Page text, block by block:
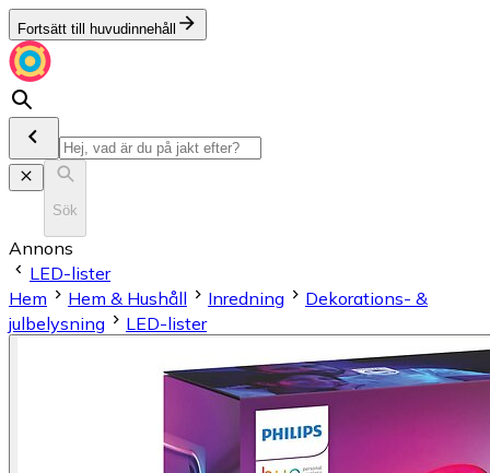
Fortsätt till huvudinnehåll
Sök
Annons
LED-lister
Hem
Hem & Hushåll Inredning
Dekorations- &
julbelysning
LED-lister